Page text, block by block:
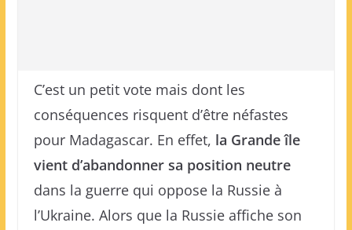
C’est un petit vote mais dont les
conséquences risquent d’être néfastes
pour Madagascar. En effet, la Grande île
vient d’abandonner sa position neutre
dans la guerre qui oppose la Russie à
l’Ukraine. Alors que la Russie affiche son